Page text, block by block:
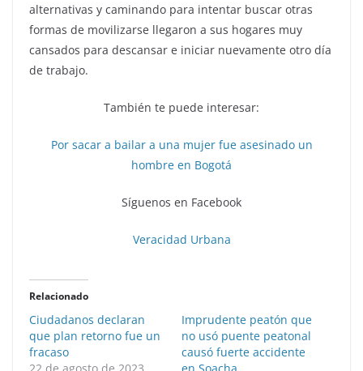
alternativas y caminando para intentar buscar otras
formas de movilizarse llegaron a sus hogares muy
cansados para descansar e iniciar nuevamente otro día
de trabajo.
También te puede interesar:
Por sacar a bailar a una mujer fue asesinado un
hombre en Bogotá
Síguenos en Facebook
Veracidad Urbana
Relacionado
Ciudadanos declaran
que plan retorno fue un
fracaso
22 de agosto de 2023
Imprudente peatón que
no usó puente peatonal
causó fuerte accidente
en Soacha